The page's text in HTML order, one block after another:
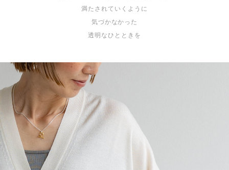
満たされていくように
気づかなかった
透明なひとときを